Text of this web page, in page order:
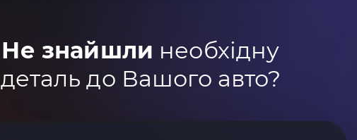
Не знайшли необхідну
деталь до Вашого авто?